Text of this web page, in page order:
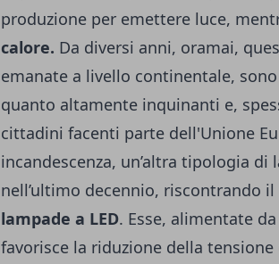
produzione per emettere luce,
calore. Da diversi anni, oramai,
emanate a livello continentale,
quanto altamente inquinanti e,
cittadini facenti parte dell'Unione
incandescenza, un’altra tipologia di l
nell’ultimo decennio, riscontrando
lampade a LED. Esse, alimentate
favorisce la riduzione della